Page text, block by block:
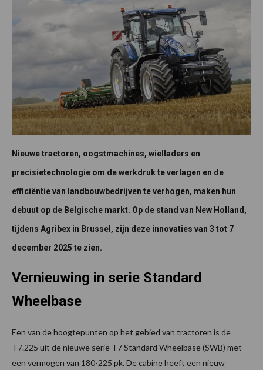
Nieuwe tractoren, oogstmachines, wielladers en
precisietechnologie om de werkdruk te verlagen en de
efficiëntie van landbouwbedrijven te verhogen, maken hun
debuut op de Belgische markt. Op de stand van New Holland,
tijdens Agribex in Brussel, zijn deze innovaties van 3 tot 7
december 2025 te zien.
Vernieuwing in serie Standard
Wheelbase
Een van de hoogtepunten op het gebied van tractoren is de
T7.225 uit de nieuwe serie T7 Standard Wheelbase (SWB) met
een vermogen van 180-225 pk. De cabine heeft een nieuw